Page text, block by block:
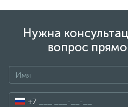
Нужна
вопрос
+7